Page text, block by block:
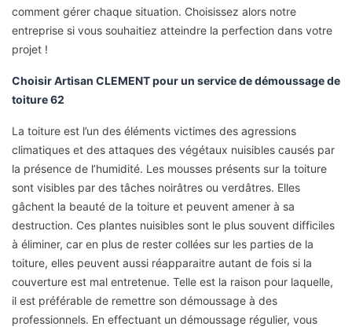
comment gérer chaque situation. Choisissez alors notre
entreprise si vous souhaitiez atteindre la perfection dans votre
projet !
Choisir Artisan CLEMENT pour un service de démoussage de
toiture 62
La toiture est l’un des éléments victimes des agressions
climatiques et des attaques des végétaux nuisibles causés par
la présence de l’humidité. Les mousses présents sur la toiture
sont visibles par des tâches noirâtres ou verdâtres. Elles
gâchent la beauté de la toiture et peuvent amener à sa
destruction. Ces plantes nuisibles sont le plus souvent difficiles
à éliminer, car en plus de rester collées sur les parties de la
toiture, elles peuvent aussi réapparaitre autant de fois si la
couverture est mal entretenue. Telle est la raison pour laquelle,
il est préférable de remettre son démoussage à des
professionnels. En effectuant un démoussage régulier, vous